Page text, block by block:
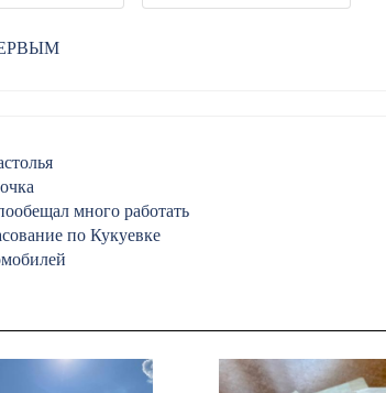
много работать
по Кукуевке